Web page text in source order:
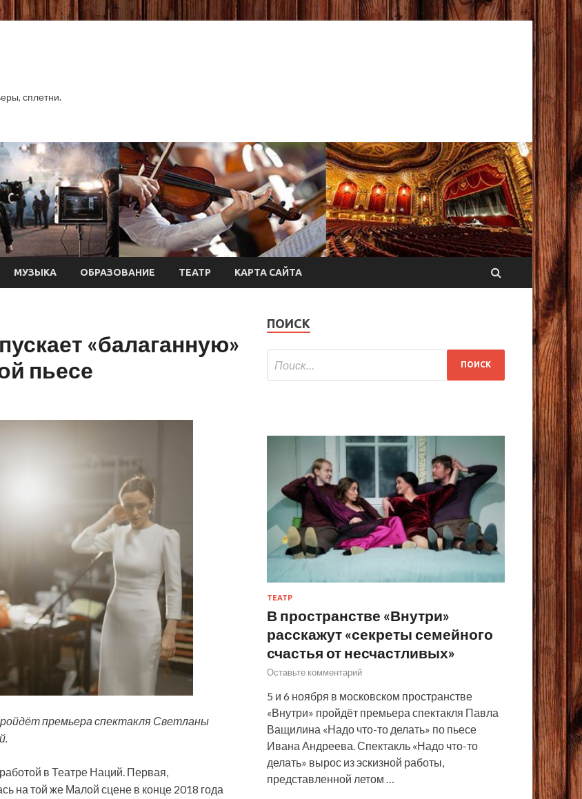
сплетни.
МУЗЫКА ОБРАЗОВАНИЕ ТЕАТР КАРТА САЙТА
«балаганную»
пьесе
премьера спектакля Светланы
в Театре Наций. Первая,
на той же Малой сцене в конце 2018 года
ПОИСК
ТЕАТР
В пространстве «Внутри»
расскажут «секреты семейного
счастья от несчастливых»
Оставьте комментарий
5 и 6 ноября в московском пространстве
«Внутри» пройдёт премьера спектакля Павла
Ващилина «Надо что-то делать» по пьесе
Ивана Андреева. Спектакль «Надо что-то
делать» вырос из эскизной работы,
представленной летом …